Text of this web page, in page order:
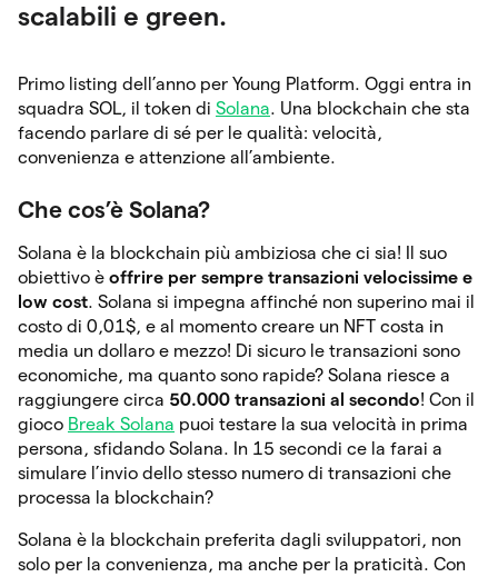
scalabili e green.
Primo listing dell’anno per Young Platform. Oggi entra in
squadra SOL, il token di Solana. Una blockchain che sta
facendo parlare di sé per le qualità: velocità,
convenienza e attenzione all’ambiente.
Che cos’è Solana?
Solana è la blockchain più ambiziosa che ci sia! Il suo
obiettivo è offrire per sempre transazioni velocissime e
low cost. Solana si impegna affinché non superino mai il
costo di 0,01$, e al momento creare un NFT costa in
media un dollaro e mezzo! Di sicuro le transazioni sono
economiche, ma quanto sono rapide? Solana riesce a
raggiungere circa 50.000 transazioni al secondo! Con il
gioco Break Solana puoi testare la sua velocità in prima
persona, sfidando Solana. In 15 secondi ce la farai a
simulare l’invio dello stesso numero di transazioni che
processa la blockchain?
Solana è la blockchain preferita dagli sviluppatori, non
solo per la convenienza, ma anche per la praticità. Con